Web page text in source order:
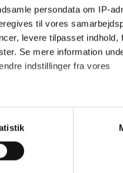
persondata om IP-
til vores
levere tilpasset indhold,
Se mere information
indstillinger fra vores
inden for få meter
og hvor de